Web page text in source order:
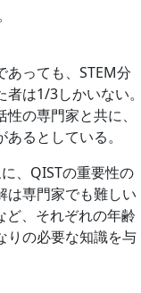
っても、STEM分
は1/3しかいない。
の専門家と共に、
るとしている。
、QISTの重要性の
は専門家でも難しい
ど、それぞれの年齢
りの必要な知識を与